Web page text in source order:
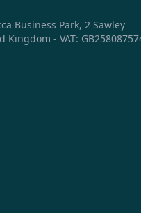
Business Park, 2 Sawley
- VAT: